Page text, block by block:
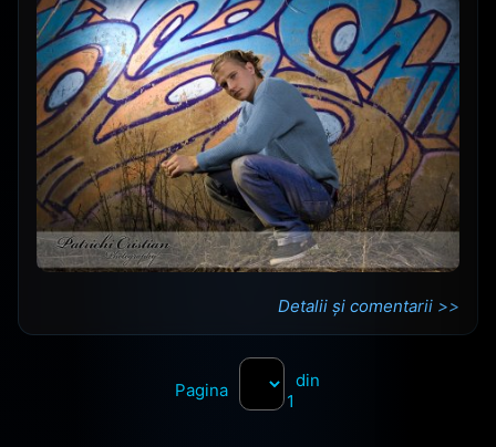
Detalii și comentarii >>
Pagina
din
1